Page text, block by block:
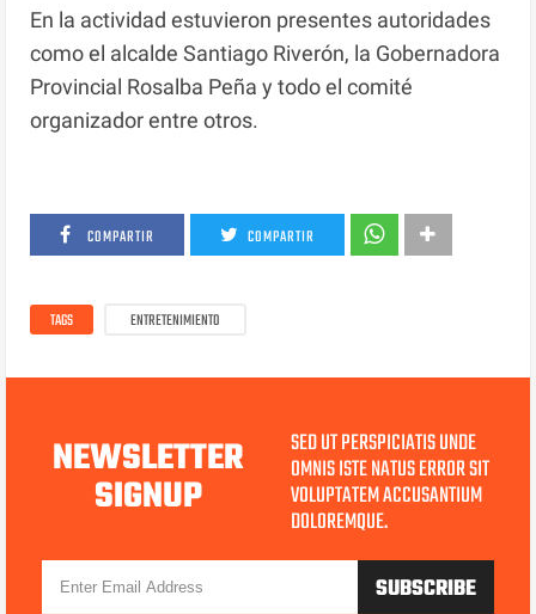
En la actividad estuvieron presentes autoridades
como el alcalde Santiago Riverón, la Gobernadora
Provincial Rosalba Peña y todo el comité
organizador entre otros.
COMPARTIR COMPARTIR
TAGS ENTRETENIMIENTO
NEWSLETTER
SIGNUP
SED UT PERSPICIATIS UNDE
OMNIS ISTE NATUS ERROR SIT
VOLUPTATEM ACCUSANTIUM
DOLOREMQUE.